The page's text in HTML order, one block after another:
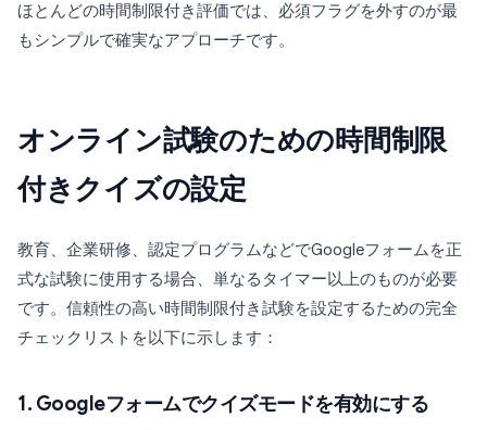
ほとんどの時間制限付き評価では、必須フラグを外すのが最
もシンプルで確実なアプローチです。
オンライン試験のための時間制限
付きクイズの設定
教育、企業研修、認定プログラムなどでGoogleフォームを正
式な試験に使用する場合、単なるタイマー以上のものが必要
です。信頼性の高い時間制限付き試験を設定するための完全
チェックリストを以下に示します：
1. Googleフォームでクイズモードを有効にする